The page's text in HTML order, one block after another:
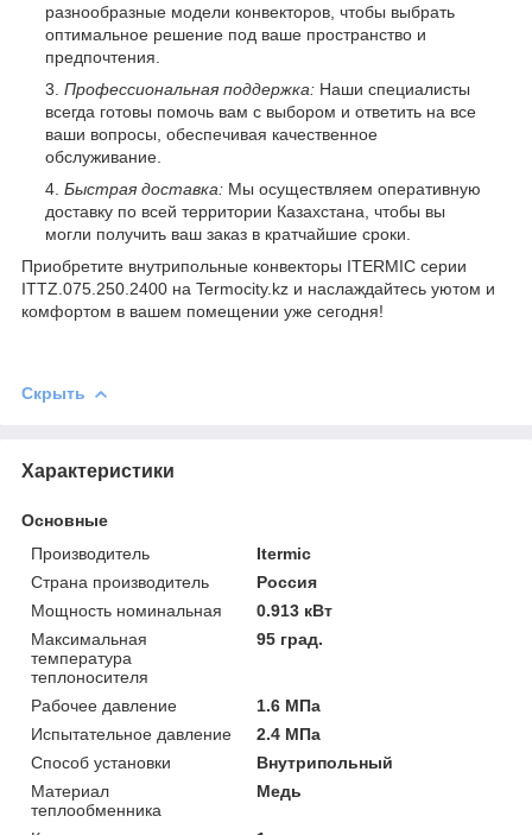
разнообразные модели конвекторов, чтобы выбрать
оптимальное решение под ваше пространство и
предпочтения.
Профессиональная поддержка: Наши специалисты
всегда готовы помочь вам с выбором и ответить на все
ваши вопросы, обеспечивая качественное
обслуживание.
Быстрая доставка: Мы осуществляем оперативную
доставку по всей территории Казахстана, чтобы вы
могли получить ваш заказ в кратчайшие сроки.
Приобретите внутрипольные конвекторы ITERMIC серии
ITTZ.075.250.2400 на Termocity.kz и наслаждайтесь уютом и
комфортом в вашем помещении уже сегодня!
Скрыть
Характеристики
Основные
Производитель
Itermic
Страна производитель
Россия
Мощность номинальная
0.913 кВт
Максимальная
температура
теплоносителя
95 град.
Рабочее давление
1.6 МПа
Испытательное давление
2.4 МПа
Способ установки
Внутрипольный
Материал
теплообменника
Медь